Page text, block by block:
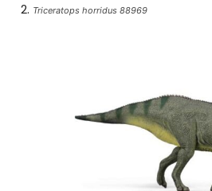
Triceratops horridus 88969